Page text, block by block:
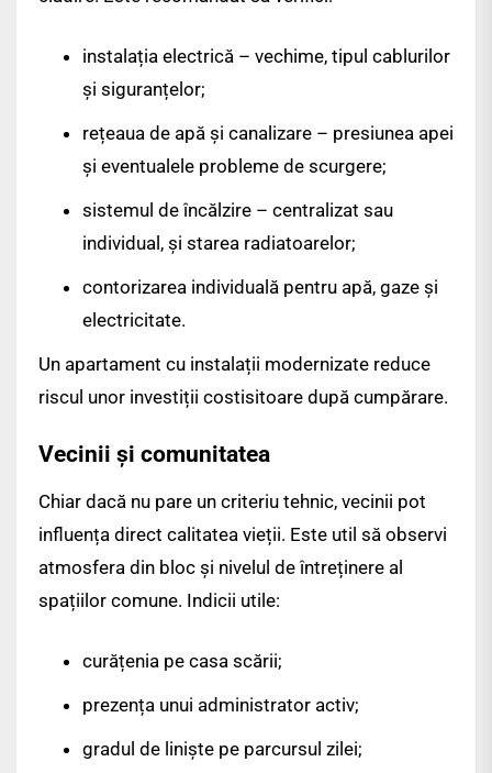
instalația electrică – vechime, tipul cablurilor
și siguranțelor;
rețeaua de apă și canalizare – presiunea apei
și eventualele probleme de scurgere;
sistemul de încălzire – centralizat sau
individual, și starea radiatoarelor;
contorizarea individuală pentru apă, gaze și
electricitate.
Un apartament cu instalații modernizate reduce
riscul unor investiții costisitoare după cumpărare.
Vecinii și comunitatea
Chiar dacă nu pare un criteriu tehnic, vecinii pot
influența direct calitatea vieții. Este util să observi
atmosfera din bloc și nivelul de întreținere al
spațiilor comune. Indicii utile:
curățenia pe casa scării;
prezența unui administrator activ;
gradul de liniște pe parcursul zilei;